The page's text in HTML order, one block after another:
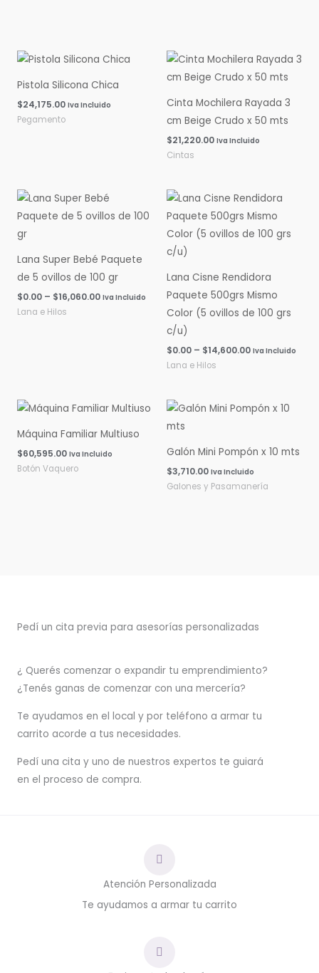
Pistola Silicona Chica
$24,175.00 Iva Incluido
Pegamento
Cinta Mochilera Rayada 3
cm Beige Crudo x 50 mts
$21,220.00 Iva Incluido
Cintas
Lana Super Bebé Paquete
de 5 ovillos de 100 gr
$0.00 – $16,060.00
Rango
de
precios:
$16,060.00
Iva Incluido
Lana e Hilos
Lana Cisne Rendidora
Paquete 500grs Mismo
Color (5 ovillos de 100 grs
c/u)
$0.00 – $14,600.00
Rango
de
precios:
desde
$0.00
Iva Incluido
Lana e Hilos
Máquina Familiar Multiuso
$60,595.00 Iva Incluido
Botón Vaquero
Galón Mini Pompón x 10 mts
$3,710.00 Iva Incluido
Galones y Pasamanería
Pedí un cita previa para asesorías personalizadas
¿ Querés comenzar o expandir tu emprendimiento?
¿Tenés ganas de comenzar con una mercería?
Te ayudamos en el local y por teléfono a armar tu
carrito acorde a tus necesidades.
Pedí una cita y uno de nuestros expertos te guiará
en el proceso de compra.
Atención Personalizada
Te ayudamos a armar tu carrito